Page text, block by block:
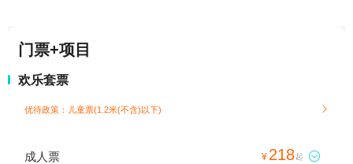
门票+项目
欢乐套票
优待政策：儿童票(1.2米(不含)以下) 
成人票 ¥ 218起 